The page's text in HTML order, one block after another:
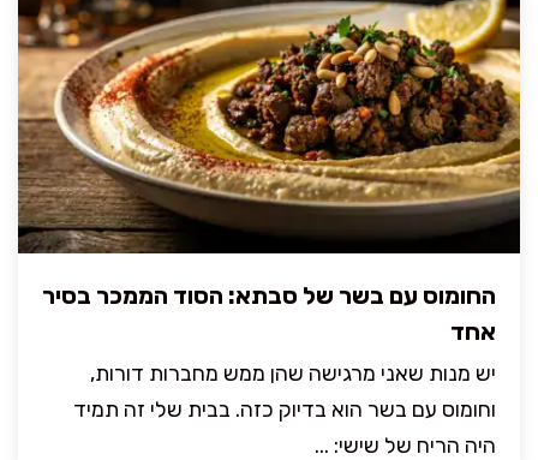
החומוס עם בשר של סבתא: הסוד הממכר בסיר
אחד
יש מנות שאני מרגישה שהן ממש מחברות דורות,
וחומוס עם בשר הוא בדיוק כזה. בבית שלי זה תמיד
היה הריח של שישי: ...